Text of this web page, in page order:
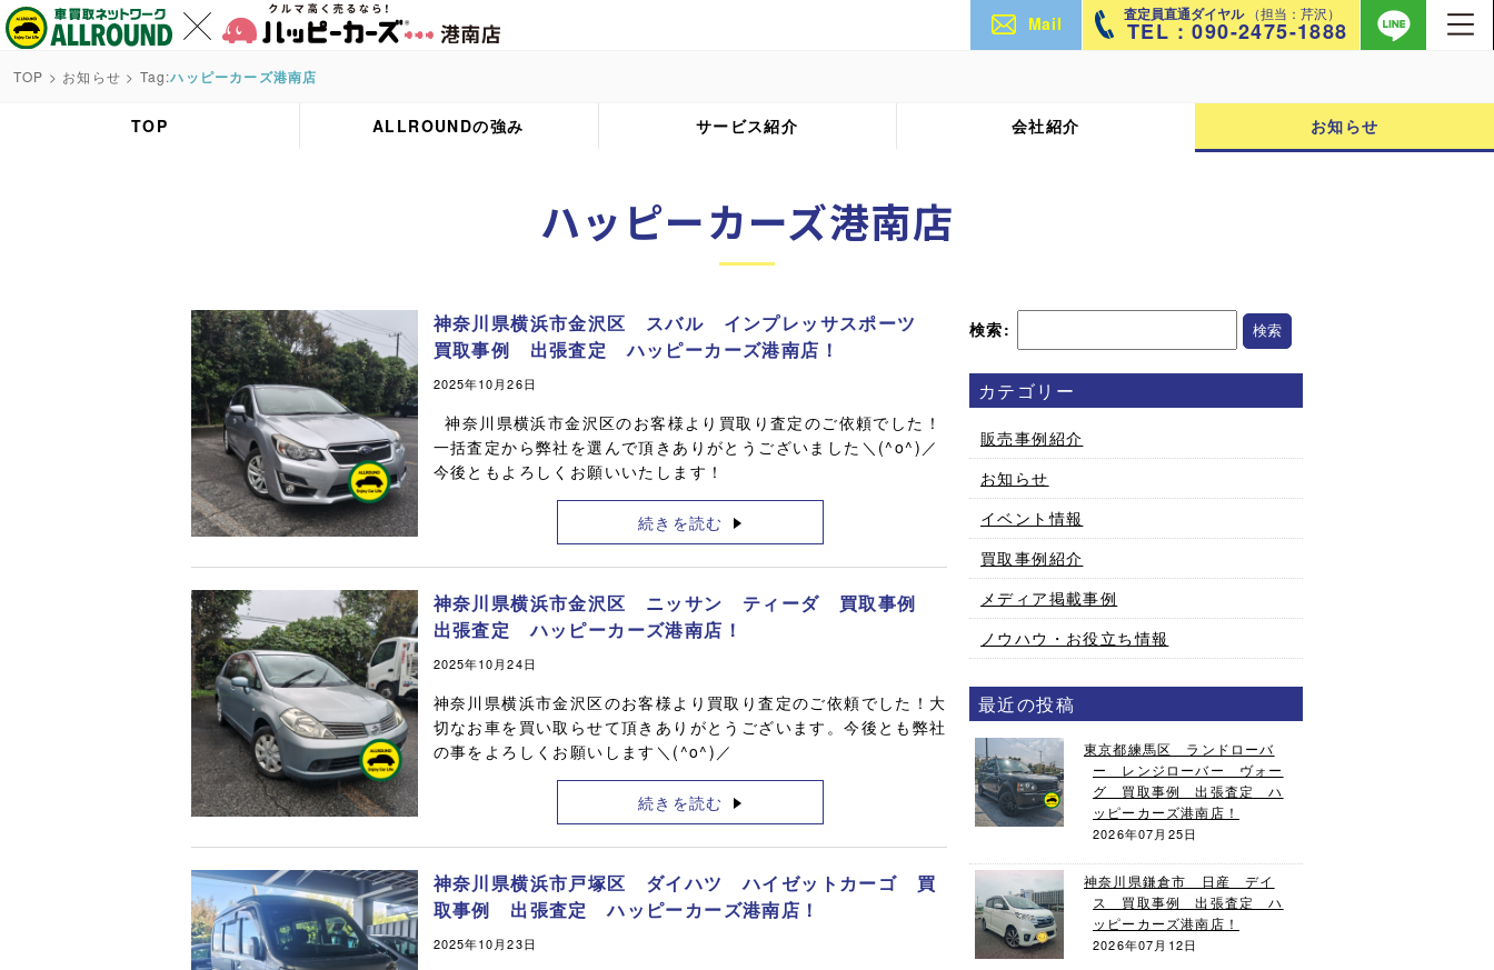
Mail 査定員直通ダイヤル（担当：芹沢）
TEL : 090-2475-1888
TOP > お知らせ > Tag:ハッピーカーズ港南店
TOP ALLROUNDの強み サービス紹介 会社紹介 お知らせ
ハッピーカーズ港南店
神奈川県横浜市金沢区 スバル インプレッサスポーツ
買取事例 出張査定 ハッピーカーズ港南店！
2025年10月26日
神奈川県横浜市金沢区のお客様より買取り査定のご依頼でした！
一括査定から弊社を選んで頂きありがとうございました＼(^o^)／
今後ともよろしくお願いいたします！
続きを読む
神奈川県横浜市金沢区 ニッサン ティーダ 買取事例
出張査定 ハッピーカーズ港南店！
2025年10月24日
神奈川県横浜市金沢区のお客様より買取り査定のご依頼でした！大
切なお車を買い取らせて頂きありがとうございます。今後とも弊社
の事をよろしくお願いします＼(^o^)／
続きを読む
神奈川県横浜市戸塚区 ダイハツ ハイゼットカーゴ 買
取事例 出張査定 ハッピーカーズ港南店！
2025年10月23日
検索:
カテゴリー
販売事例紹介
お知らせ
イベント情報
買取事例紹介
メディア掲載事例
ノウハウ・お役立ち情報
最近の投稿
東京都練馬区 ランドローバ
ー レンジローバー ヴォー
グ 買取事例 出張査定 ハ
ッピーカーズ港南店！
2026年07月25日
神奈川県鎌倉市 日産 デイ
ス 買取事例 出張査定 ハ
ッピーカーズ港南店！
2026年07月12日